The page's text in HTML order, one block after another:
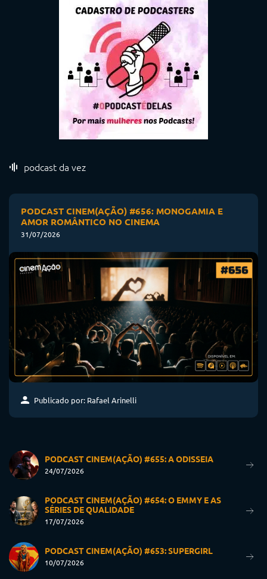
podcast da vez
PODCAST CINEM(AÇÃO) #656: MONOGAMIA E
AMOR ROMÂNTICO NO CINEMA
31/07/2026
Publicado por: Rafael Arinelli
PODCAST CINEM(AÇÃO) #655: A ODISSEIA
24/07/2026
PODCAST CINEM(AÇÃO) #654: O EMMY E AS
SÉRIES DE QUALIDADE
17/07/2026
PODCAST CINEM(AÇÃO) #653: SUPERGIRL
10/07/2026